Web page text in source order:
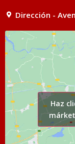
Dirección -
Haz